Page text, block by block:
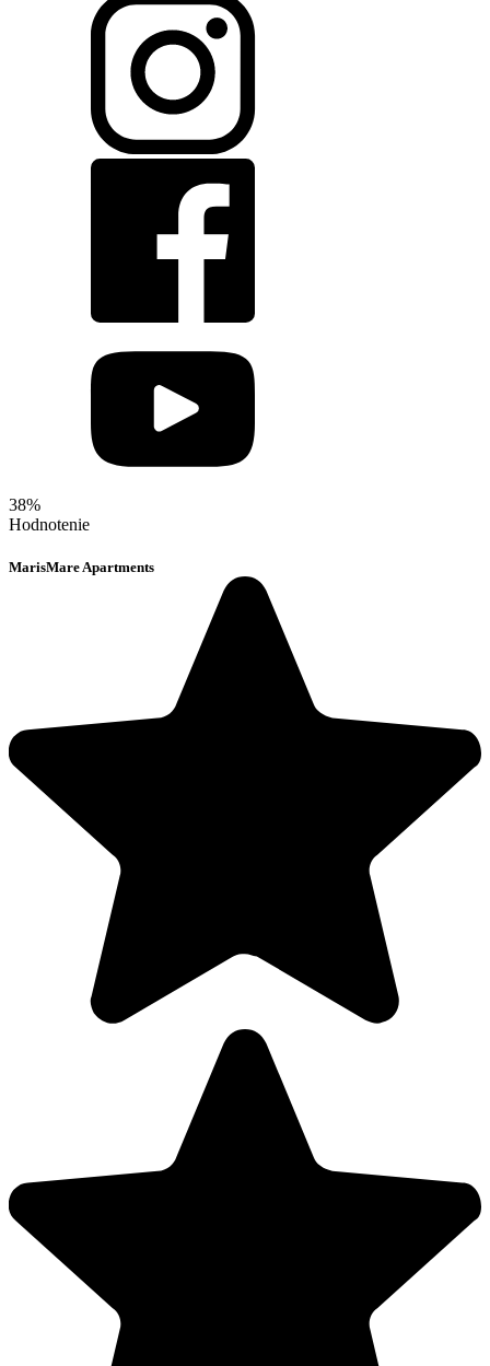
38%
Hodnotenie
MarisMare Apartments